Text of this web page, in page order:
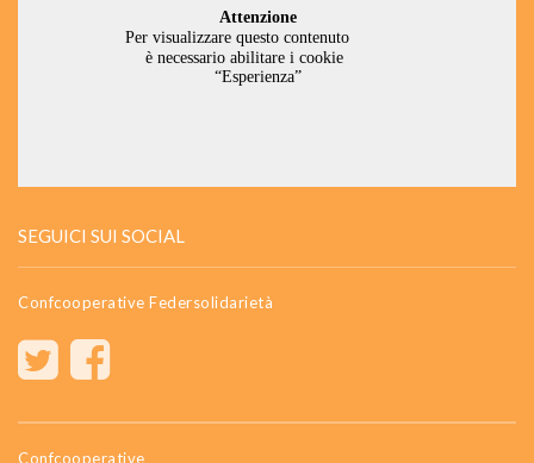
SEGUICI SUI SOCIAL
Confcooperative Federsolidarietà
Confcooperative